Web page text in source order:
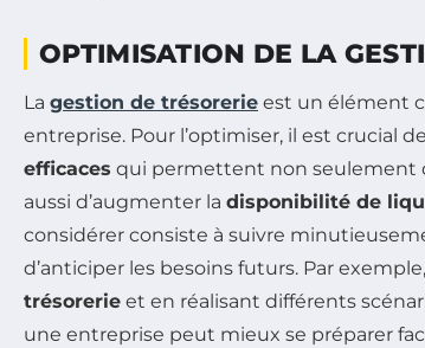
OPTIMISATION DE LA
La gestion de trésorerie est un élément
entreprise. Pour l’optimiser, il est crucial
efficaces qui permettent non seulement
aussi d’augmenter la disponibilité de
considérer consiste à suivre
d’anticiper les besoins futurs. Par
trésorerie et en réalisant différents
une entreprise peut mieux se préparer